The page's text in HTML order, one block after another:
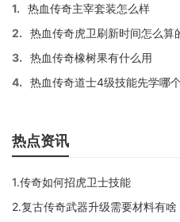
1.
热血传奇主宰套装怎么样
2.
热血传奇虎卫刷新时间怎么算
3.
热血传奇橡树果有什么用
4.
热血传奇道士4级技能先学哪个
热点资讯
1.传奇如何招虎卫士技能
2.复古传奇武器升级需要材料有啥